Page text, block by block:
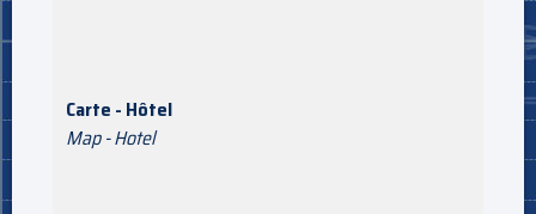
Carte - Hôtel
Map - Hotel